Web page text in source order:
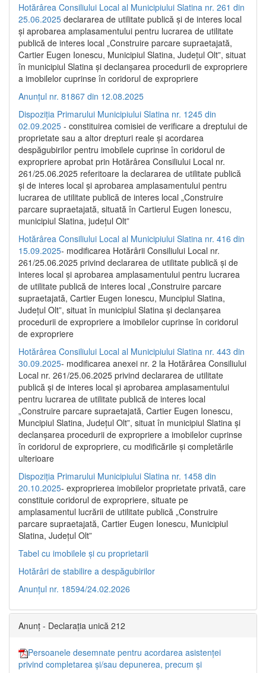
Hotărârea Consiliului Local al Municipiului Slatina nr. 261 din
25.06.2025 declararea de utilitate publică și de interes local
și aprobarea amplasamentului pentru lucrarea de utilitate
publică de interes local „Construire parcare supraetajată,
Cartier Eugen Ionescu, Municipiul Slatina, Județul Olt”, situat
în municipiul Slatina și declanșarea procedurii de expropriere
a imobilelor cuprinse în coridorul de expropriere
Anunțul nr. 81867 din 12.08.2025
Dispoziția Primarului Municipiului Slatina nr. 1245 din
02.09.2025 - constituirea comisiei de verificare a dreptului de
proprietate sau a altor drepturi reale și acordarea
despăgubirilor pentru imobilele cuprinse în coridorul de
expropriere aprobat prin Hotărârea Consiliului Local nr.
261/25.06.2025 referitoare la declararea de utilitate publică
și de interes local și aprobarea amplasamentului pentru
lucrarea de utilitate publică de interes local „Construire
parcare supraetajată, situată în Cartierul Eugen Ionescu,
municipiul Slatina, județul Olt”
Hotărârea Consiliului Local al Municipiului Slatina nr. 416 din
15.09.2025- modificarea Hotărârii Consiliului Local nr.
261/25.06.2025 privind declararea de utilitate publică și de
interes local și aprobarea amplasamentului pentru lucrarea
de utilitate publică de interes local „Construire parcare
supraetajată, Cartier Eugen Ionescu, Muncipiul Slatina,
Județul Olt”, situat în municipiul Slatina și declanșarea
procedurii de expropriere a imobilelor cuprinse în coridorul
de expropriere
Hotărârea Consiliului Local al Municipiului Slatina nr. 443 din
30.09.2025- modificarea anexei nr. 2 la Hotărârea Consiliului
Local nr. 261/25.06.2025 privind declararea de utilitate
publică şi de interes local şi aprobarea amplasamentului
pentru lucrarea de utilitate publică de interes local
„Construire parcare supraetajată, Cartier Eugen Ionescu,
Muncipiul Slatina, Judeţul Olt”, situat în municipiul Slatina şi
declanşarea procedurii de expropriere a imobilelor cuprinse
în coridorul de expropriere, cu modificările şi completările
ulterioare
Dispoziția Primarului Municipiului Slatina nr. 1458 din
20.10.2025- exproprierea imobilelor proprietate privată, care
constituie coridorul de expropriere, situate pe
amplasamentul lucrării de utilitate publică „Construire
parcare supraetajată, Cartier Eugen Ionescu, Municipiul
Slatina, Județul Olt”
Tabel cu imobilele și cu proprietarii
Hotărâri de stabilire a despăgubirilor
Anunțul nr. 18594/24.02.2026
Anunț - Declarația unică 212
Persoanele desemnate pentru acordarea asistenței
privind completarea și/sau depunerea, precum și